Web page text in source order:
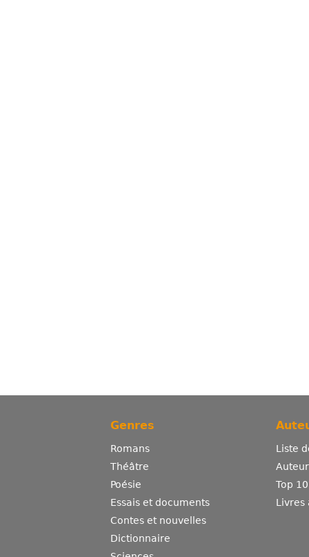
Genres
Romans
Théâtre
Poésie
Essais et documents
Contes et nouvelles
Dictionnaire
Liste
Top
Livres